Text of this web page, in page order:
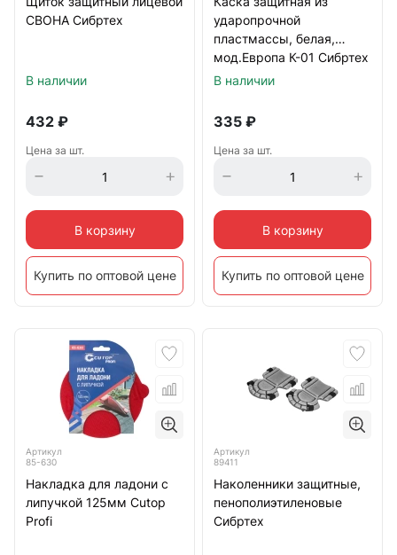
СВОНА Сибртех
В наличии
432 ₽
Цена за шт.
В корзину
Купить по оптовой цене
ударопрочной
пластмассы, белая,
мод.Европа К-01 Сибртех
В наличии
335 ₽
Цена за шт.
В корзину
Купить по оптовой цене
Артикул
85-630
Накладка для ладони с
липучкой 125мм Cutop
Profi
Артикул
89411
Наколенники защитные,
пенополиэтиленовые
Сибртех